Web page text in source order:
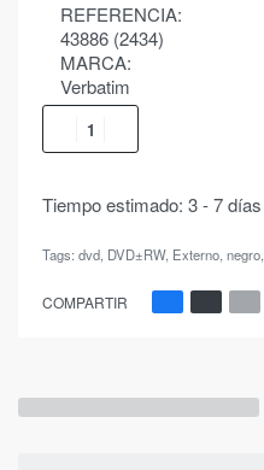
REFERENCIA:
43886 (2434)
MARCA:
Verbatim
Tiempo estimado: 3 - 7 días
Tags: dvd, DVD±RW, Externo, negro,
COMPARTIR